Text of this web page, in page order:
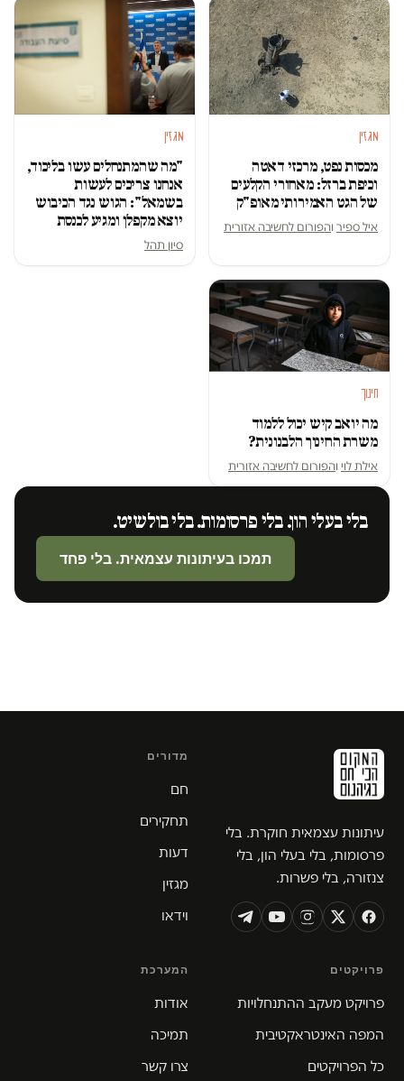
מגזין
מכסות נפט, מרכזי דאטה
וכיפת ברזל: מאחורי הקלעים
של הגט האמירותי מאופ"ק
איל ספיר והפורום לחשיבה אזורית
מגזין
"מה שהמתנחלים עשו בליכוד,
אנחנו צריכים לעשות
בשמאל": הגוש נגד הכיבוש
יוצא מקפלן ומגיע לכנסת
סיון תהל
חינוך
מה יואב קיש יכול ללמוד
משרת החינוך הלבנונית?
אילת לוי והפורום לחשיבה אזורית
בלי בעלי הון. בלי פרסומות. בלי בולשיט.
תמכו בעיתונות עצמאית. בלי פחד
עיתונות עצמאית חוקרת. בלי
פרסומות, בלי בעלי הון, בלי
צנזורה, בלי פשרות.
מדורים
חם
תחקירים
דעות
מגזין
וידאו
פרויקטים
פרויקט מעקב ההתנחלויות
המפה האינטראקטיבית
כל הפרויקטים
המערכת
אודות
תמיכה
צרו קשר